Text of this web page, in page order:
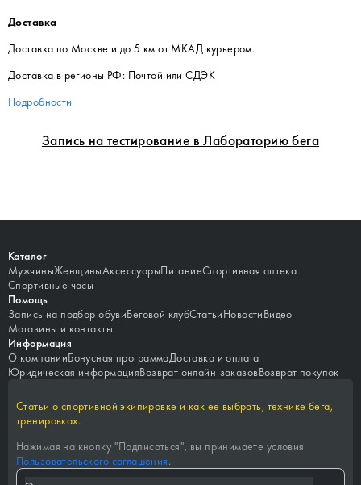
Запись на тестирование в Лабораторию бега
Доставка
Доставка по Москве и до 5 км от МКАД курьером.
Доставка в регионы РФ: Почтой или СДЭК
Подробности
Каталог
МужчиныЖенщиныАксессуарыПитаниеСпортивная аптека
Спортивные часы
Помощь
Запись на подбор обувиБеговой клубСтатьиНовостиВидео
Магазины и контакты
Информация
О компанииБонусная программаДоставка и оплата
Юридическая информацияВозврат онлайн-заказовВозврат покупок
Статьи о спортивной экипировке и как ее выбрать, технике бега,
тренировках.
Нажимая на кнопку "Подписаться", вы принимаете условия
Пользовательского соглашения.